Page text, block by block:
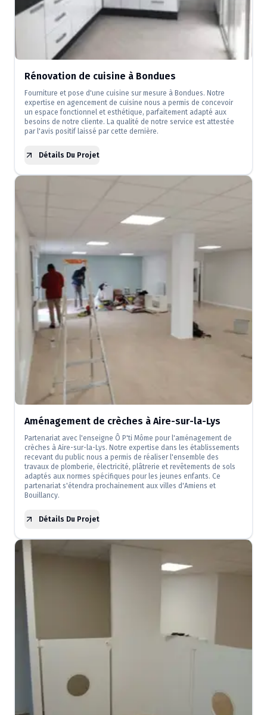
Rénovation de cuisine à Bondues
Fourniture et pose d'une cuisine sur mesure à Bondues. Notre
expertise en agencement de cuisine nous a permis de concevoir
un espace fonctionnel et esthétique, parfaitement adapté aux
besoins de notre cliente. La qualité de notre service est attestée
par l'avis positif laissé par cette dernière.
Détails Du Projet
Aménagement de crèches à Aire-sur-la-Lys
Partenariat avec l'enseigne Ô P'ti Môme pour l'aménagement de
crèches à Aire-sur-la-Lys. Notre expertise dans les établissements
recevant du public nous a permis de réaliser l'ensemble des
travaux de plomberie, électricité, plâtrerie et revêtements de sols
adaptés aux normes spécifiques pour les jeunes enfants. Ce
partenariat s'étendra prochainement aux villes d'Amiens et
Bouillancy.
Détails Du Projet